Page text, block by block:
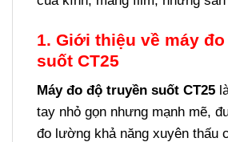
1. Giới thiệu về máy
suốt CT25
Máy đo độ truyền suốt CT25
tay nhỏ gọn nhưng mạnh mẽ,
đo lường khả năng xuyên thấu